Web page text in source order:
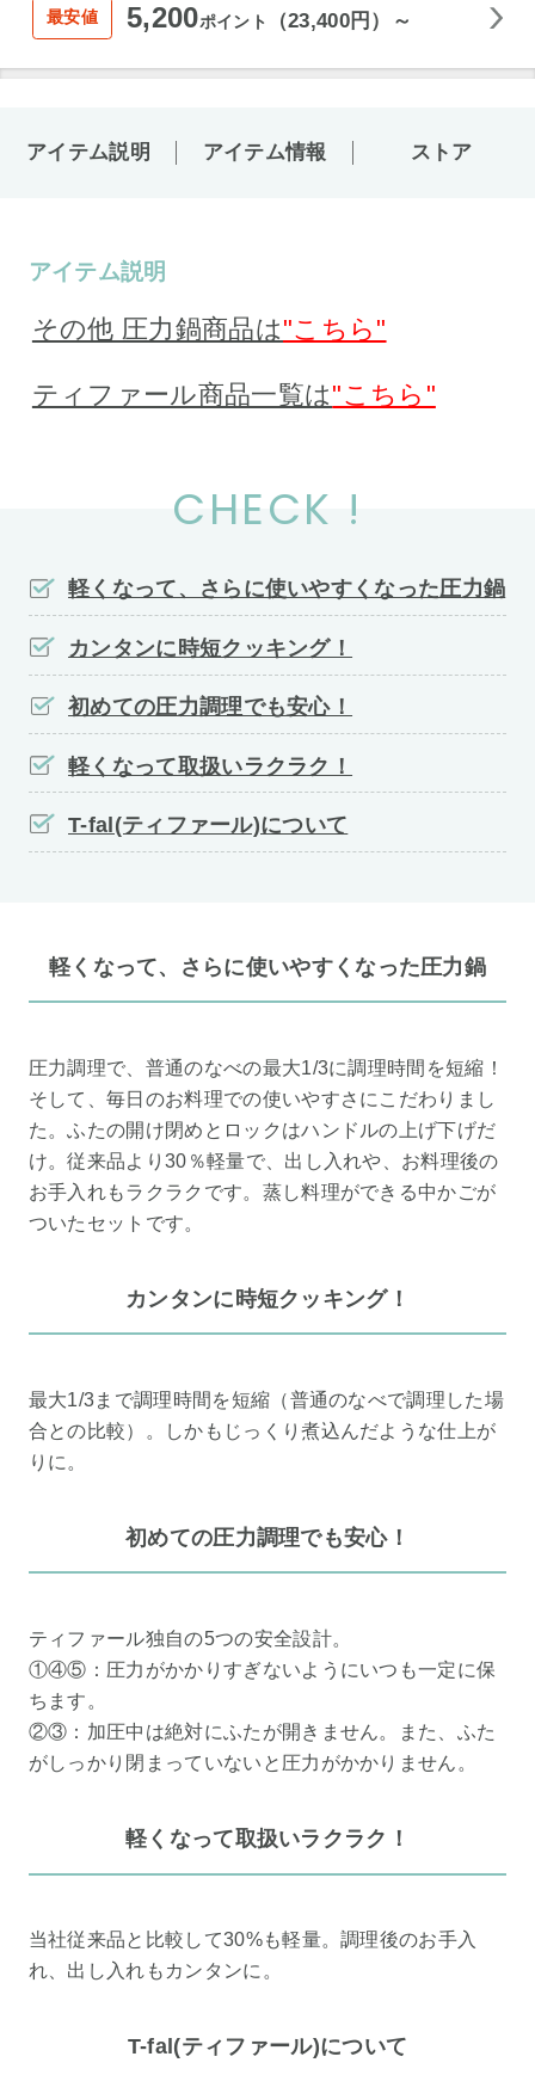
最安値 5,200ポイント （23,400円）～
アイテム説明 アイテム情報 ストア
アイテム説明
その他 圧力鍋商品は"こちら"
ティファール商品一覧は"こちら"
CHECK !
軽くなって、さらに使いやすくなった圧力鍋
カンタンに時短クッキング！
初めての圧力調理でも安心！
軽くなって取扱いラクラク！
T-fal(ティファール)について
軽くなって、さらに使いやすくなった圧力鍋
圧力調理で、普通のなべの最大1/3に調理時間を短縮！
そして、毎日のお料理での使いやすさにこだわりまし
た。ふたの開け閉めとロックはハンドルの上げ下げだ
け。従来品より30％軽量で、出し入れや、お料理後の
お手入れもラクラクです。蒸し料理ができる中かごが
ついたセットです。
カンタンに時短クッキング！
最大1/3まで調理時間を短縮（普通のなべで調理した場
合との比較）。しかもじっくり煮込んだような仕上が
りに。
初めての圧力調理でも安心！
ティファール独自の5つの安全設計。
①④⑤：圧力がかかりすぎないようにいつも一定に保
ちます。
②③：加圧中は絶対にふたが開きません。また、ふた
がしっかり閉まっていないと圧力がかかりません。
軽くなって取扱いラクラク！
当社従来品と比較して30%も軽量。調理後のお手入
れ、出し入れもカンタンに。
T-fal(ティファール)について